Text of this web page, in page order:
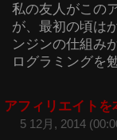
私の友人がこの
が、最初の頃は
ンジンの仕組み
ログラミングを
アフィリエイト
5 12月, 2014